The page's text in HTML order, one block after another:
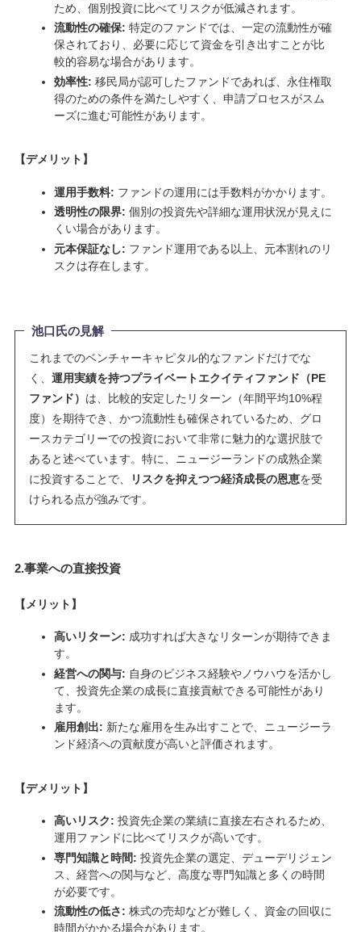
ため、個別投資に比べてリスクが低減されます。
流動性の確保: 特定のファンドでは、一定の流動性が確
保されており、必要に応じて資金を引き出すことが比
較的容易な場合があります。
効率性: 移民局が認可したファンドであれば、永住権取
得のための条件を満たしやすく、申請プロセスがスム
ーズに進む可能性があります。
【デメリット 】
運用手数料: ファンドの運用には手数料がかかります。
透明性の限界: 個別の投資先や詳細な運用状況が見えに
くい場合があります。
元本保証なし: ファンド運用である以上、元本割れのリ
スクは存在します。
池口氏の見解
これまでのベンチャーキャピタル的なファンドだけでな
く、運用実績を持つプライベートエクイティファンド（PE
ファンド） は、比較的安定したリターン（年間平均10%程
度）を期待でき、かつ流動性も確保されているため、グロ
ースカテゴリーでの投資において非常に魅力的な選択肢で
あると述べています。特に、ニュージーランドの成熟企業
に投資することで、
リスクを抑えつつ経済成長の恩恵を受
けられる点が強みです。
2.事業への直接投資
【メリット】
高いリターン: 成功すれば大きなリターンが期待できま
す。
経営への関与: 自身のビジネス経験やノウハウを活かし
て、投資先企業の成長に直接貢献できる可能性があり
ます。
雇用創出: 新たな雇用を生み出すことで、ニュージーラ
ンド経済への貢献度が高いと評価されます。
【デメリット 】
高いリスク: 投資先企業の業績に直接左右されるため、
運用ファンドに比べてリスクが高いです。
専門知識と時間: 投資先企業の選定、デューデリジェン
ス、経営への関与など、高度な専門知識と多くの時間
が必要です。
流動性の低さ: 株式の売却などが難しく、資金の回収に
時間がかかる場合があります。